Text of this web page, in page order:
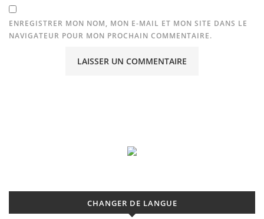
ENREGISTRER MON NOM, MON E-MAIL ET MON SITE DANS LE
NAVIGATEUR POUR MON PROCHAIN COMMENTAIRE.
CHANGER DE LANGUE